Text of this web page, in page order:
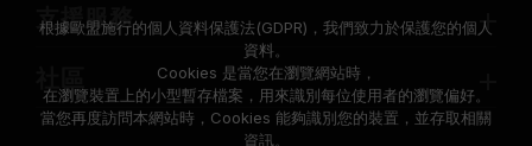
支援服務
根據歐盟施行的個人資料保護法(GDPR)，我們致力於保護您的個人
資料。
Cookies 是當您在瀏覽網站時，
在瀏覽裝置上的小型暫存檔案，用來識別每位使用者的瀏覽偏好。
當您再度訪問本網站時，Cookies 能夠識別您的裝置，並存取相關
資訊。